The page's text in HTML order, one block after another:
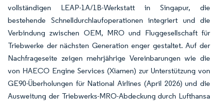
vollständigen LEAP-1A/1B-Werkstatt in Singapur, die
bestehende Schnelldurchlaufoperationen integriert und die
Verbindung zwischen OEM, MRO und Fluggesellschaft für
Triebwerke der nächsten Generation enger gestaltet. Auf der
Nachfrageseite zeigen mehrjährige Vereinbarungen wie die
von HAECO Engine Services (Xiamen) zur Unterstützung von
GE90-Überholungen für National Airlines (April 2026) und die
Ausweitung der Triebwerks-MRO-Abdeckung durch Lufthansa